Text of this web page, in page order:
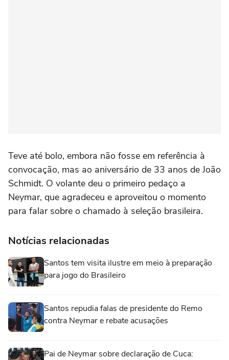
Teve até bolo, embora não fosse em referência à
convocação, mas ao aniversário de 33 anos de João
Schmidt. O volante deu o primeiro pedaço a
Neymar, que agradeceu e aproveitou o momento
para falar sobre o chamado à seleção brasileira.
Notícias relacionadas
Santos tem visita ilustre em meio à preparação
para jogo do Brasileiro
Santos repudia falas de presidente do Remo
contra Neymar e rebate acusações
Pai de Neymar sobre declaração de Cuca: